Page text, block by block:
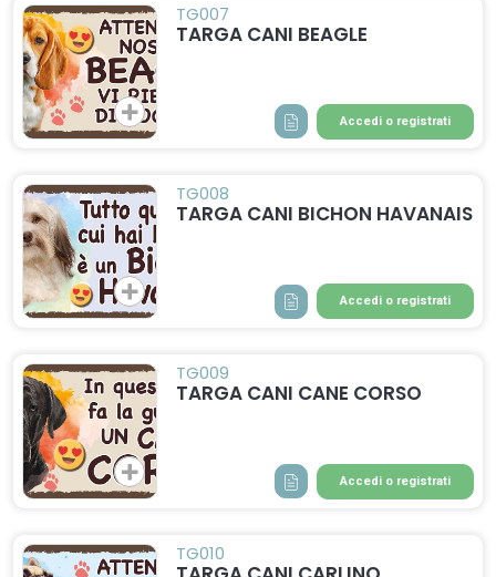
TG007
TARGA CANI BEAGLE
Accedi o registrati
TG008
TARGA CANI BICHON HAVANAIS
Accedi o registrati
TG009
TARGA CANI CANE CORSO
Accedi o registrati
TG010